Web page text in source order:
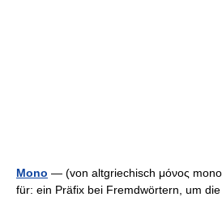
Mono — (von altgriechisch μόνος
für: ein Präfix bei Fremdwörtern, um